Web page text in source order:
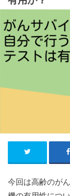
今回は高齢のが